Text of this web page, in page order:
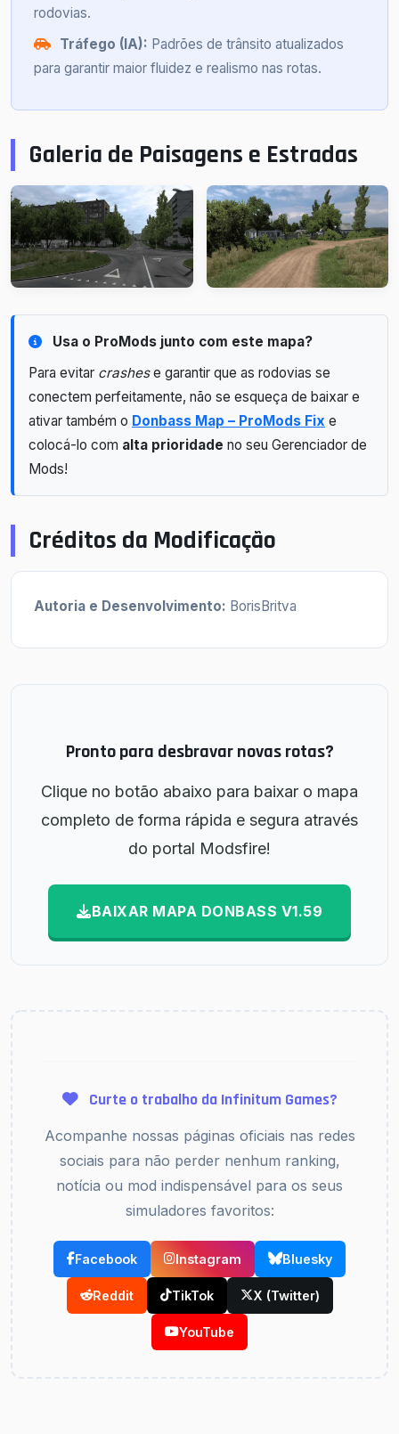
rodovias.
Tráfego (IA): Padrões de trânsito atualizados
para garantir maior fluidez e realismo nas rotas.
Galeria de Paisagens e Estradas
Usa o ProMods junto com este mapa?
Para evitar crashese garantir que as rodovias se
conectem perfeitamente, não se esqueça de baixar e
ativar também o Donbass Map – ProMods Fix e
colocá-lo com alta prioridade no seu Gerenciador de
Mods!
Créditos da Modificação
Autoria e Desenvolvimento: BorisBritva
Pronto para desbravar novas rotas?
Clique no botão abaixo para baixar o mapa
completo de forma rápida e segura através
do portal Modsfire!
BAIXAR MAPA DONBASS V1.59
Curte o trabalho da Infinitum Games?
Acompanhe nossas páginas oficiais nas redes
sociais para não perder nenhum ranking,
notícia ou mod indispensável para os seus
simuladores favoritos:
Facebook Instagram Bluesky
Reddit TikTok X (Twitter)
YouTube